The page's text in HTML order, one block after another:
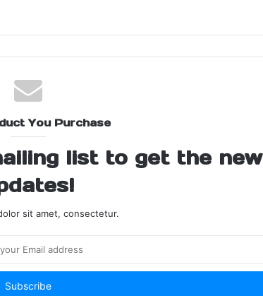
You Purchase
list to get the new
sit amet, consectetur.